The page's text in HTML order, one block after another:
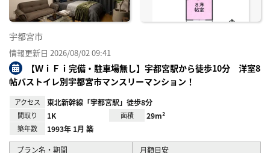
宇都宮市
情報更新日 2026/08/02 09:41
【ＷｉＦｉ完備・駐車場無し】宇都宮駅から徒歩10分 洋室8
帖バストイレ別宇都宮市マンスリーマンション！
アクセス 東北新幹線「宇都宮駅」徒歩8分
間取り 1K 面積 29m²
築年数 1993年 1月 築
プラン名・期間 月額目安